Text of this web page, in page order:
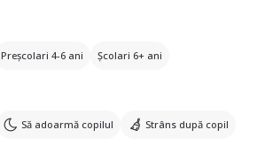
Preșcolari 4-6 ani Școlari 6+ ani
Să adoarmă copilul Strâns după copil